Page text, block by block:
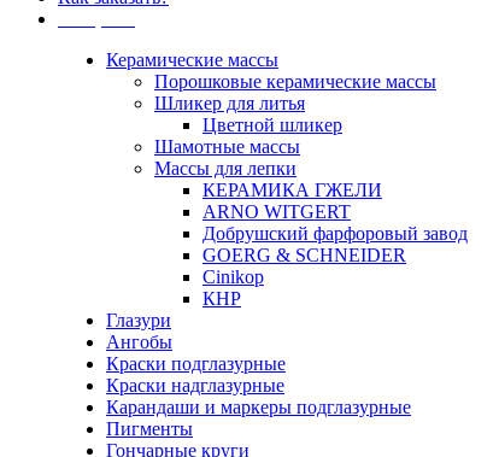
Керамические массы
Порошковые керамические массы
Шликер для литья
Цветной шликер
Шамотные массы
Массы для лепки
КЕРАМИКА ГЖЕЛИ
ARNO WITGERT
Добрушский фарфоровый завод
GOERG & SCHNEIDER
Cinikop
КНР
Глазури
Ангобы
Краски подглазурные
Краски надглазурные
Карандаши и маркеры подглазурные
Пигменты
Гончарные круги